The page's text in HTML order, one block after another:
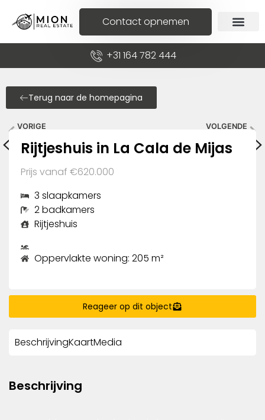
Contact opnemen
+31 164 782 444
Terug naar de homepagina
VORIGE VOLGENDE
Rijtjeshuis in La Cala de Mijas
Prijs vanaf €620.000
3 slaapkamers
2 badkamers
Rijtjeshuis
Oppervlakte woning: 205 m²
Reageer op dit object
BeschrijvingKaartMedia
Beschrijving